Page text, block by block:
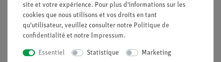
site et votre expérience. Pour plus d'informations sur les
cookies que nous utilisons et vos droits en tant
qu'utilisateur, veuillez consulter notre Politique de
confidentialité et notre Impressum.
Essentiel Statistique Marketing